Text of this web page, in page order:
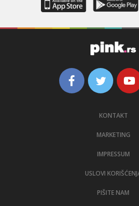
KONTAKT
MARKETING
IMPRESSUM
USLOVI
PIŠITE NAM